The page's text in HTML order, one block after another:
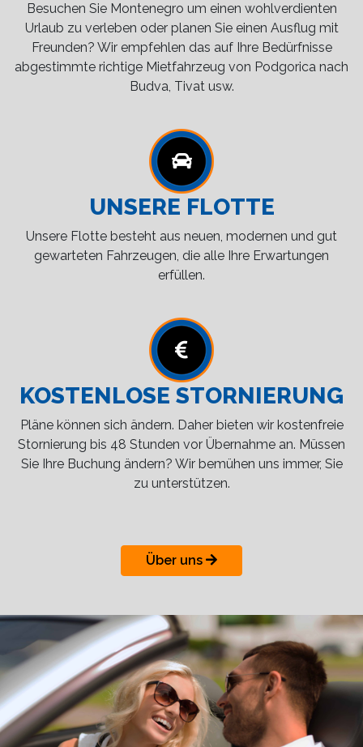
Besuchen Sie Montenegro um einen wohlverdienten
Urlaub zu verleben oder planen Sie einen Ausflug mit
Freunden? Wir empfehlen das auf Ihre Bedürfnisse
abgestimmte richtige Mietfahrzeug von Podgorica nach
Budva, Tivat usw.
UNSERE FLOTTE
Unsere Flotte besteht aus neuen, modernen und gut
gewarteten Fahrzeugen, die alle Ihre Erwartungen
erfüllen.
KOSTENLOSE STORNIERUNG
Pläne können sich ändern. Daher bieten wir kostenfreie
Stornierung bis 48 Stunden vor Übernahme an. Müssen
Sie Ihre Buchung ändern? Wir bemühen uns immer, Sie
zu unterstützen.
Über uns